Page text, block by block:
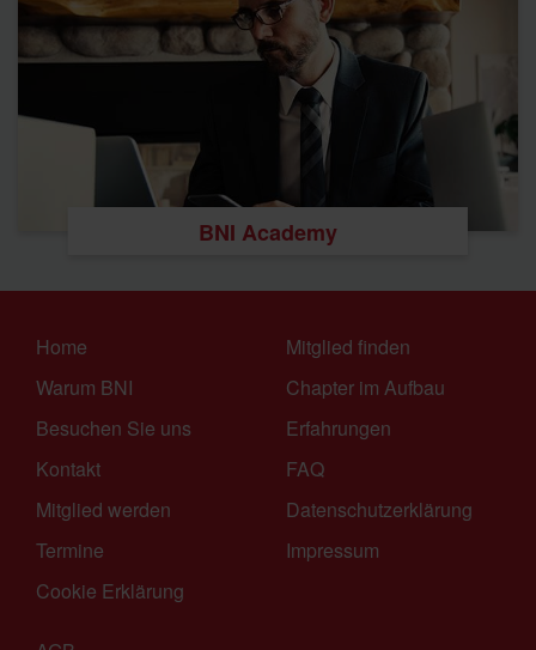
BNI Academy
Home
Warum BNI
Besuchen Sie uns
Kontakt
Mitglied werden
Termine
Cookie Erklärung
Mitglied finden
Chapter im Aufbau
Erfahrungen
FAQ
Datenschutzerklärung
Impressum